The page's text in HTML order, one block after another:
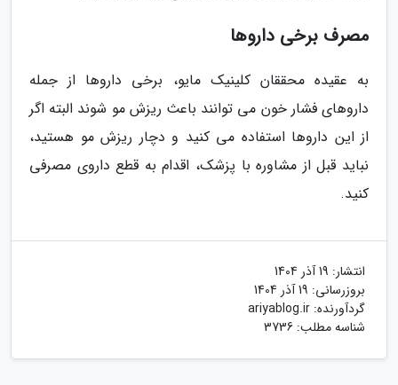
مصرف برخی داروها
به عقیده محققان کلینیک مایو، برخی داروها از جمله
داروهای فشار خون می توانند باعث ریزش مو شوند البته اگر
از این داروها استفاده می کنید و دچار ریزش مو هستید،
نباید قبل از مشاوره با پزشک، اقدام به قطع داروی مصرفی
کنید.
انتشار: 19 آذر 1404
بروزرسانی: 19 آذر 1404
گردآورنده: ariyablog.ir
شناسه مطلب: 3736